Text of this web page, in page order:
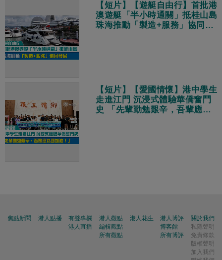
【短片】【遊艇自由行】首批港
澳遊艇「半小時通關」抵桂山島
珠海推動「製造+服務」協同發
【短片】【愛國情懷】港中學生
走進江門 沉浸式體驗華僑奮鬥
史 「先輩勤勉艱辛，吾輩應為
焦點新聞 港人點播
有聲專欄
港人直播
港人觀點
編輯觀點
所有觀點
港人花生
港人博評
博客館
所有博評
關於我們
私隱聲明
免責條款
版權聲明
加入我們